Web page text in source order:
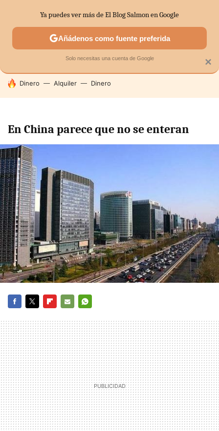
SECTORES ECONOMÍA DOMÉSTICA MERCADOS
HOY SE HABLA DE
Dinero Alquiler Dinero
En China parece que no se enteran
MAIL
×
Ya puedes ver más de El Blog Salmon en Google
Añádenos como fuente preferida
Solo necesitas una cuenta de Google